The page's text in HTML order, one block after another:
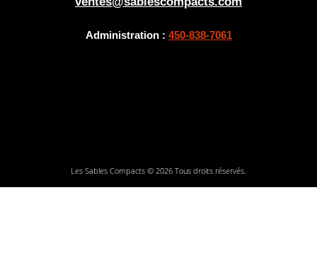
Administration : 450-838-7061
Les Sables Compacts © 2026 Tous droits réservés.